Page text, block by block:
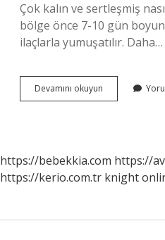
Çok kalın ve sertleşmiş
bölge önce 7-10 gün
ilaçlarla yumuşatılır. Daha…
Devamını okuyun
En
https://bebekkia.com https://
https://kerio.com.tr knight